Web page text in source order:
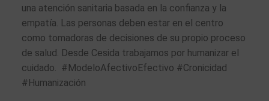
una atención sanitaria basada en la confianza y la
empatía. Las personas deben estar en el centro
como tomadoras de decisiones de su propio proceso
de salud. Desde Cesida trabajamos por humanizar el
cuidado. #ModeloAfectivoEfectivo #Cronicidad
#Humanización